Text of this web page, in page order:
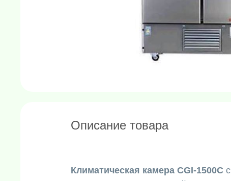
Описание товара
Климатическая камера CGI-1500C